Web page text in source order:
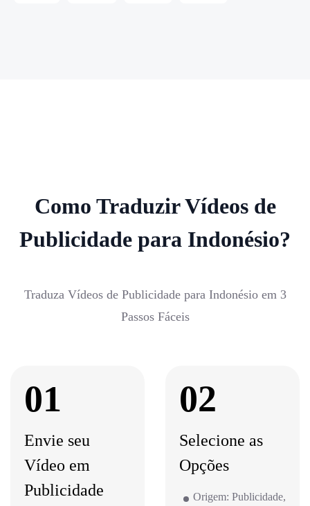
Como Traduzir Vídeos de
Publicidade para Indonésio?
Traduza Vídeos de Publicidade para Indonésio em 3
Passos Fáceis
01
Envie seu
Vídeo em
Publicidade
02
Selecione as
Opções
Origem: Publicidade,